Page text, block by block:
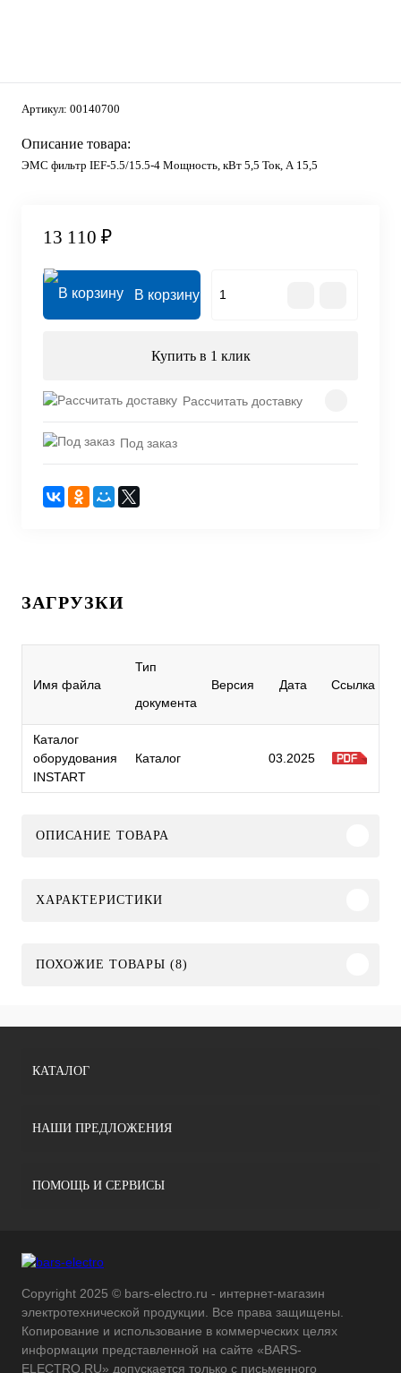
Артикул: 00140700
Описание товара:
ЭМС фильтр IEF-5.5/15.5-4 Мощность, кВт 5,5 Ток, А 15,5
13 110 ₽
В корзину
Купить в 1 клик
Рассчитать доставку
Под заказ
ЗАГРУЗКИ
Имя файла
Тип
документа
Версия Дата Ссылка
Каталог
оборудования
INSTART
Каталог 03.2025
ОПИСАНИЕ ТОВАРА
ХАРАКТЕРИСТИКИ
ПОХОЖИЕ ТОВАРЫ (8)
КАТАЛОГ
НАШИ ПРЕДЛОЖЕНИЯ
ПОМОЩЬ И СЕРВИСЫ
Copyright 2025 © bars-electro.ru - интернет-магазин
электротехнической продукции. Все права защищены.
Копирование и использование в коммерческих целях
информации представленной на сайте «BARS-
ELECTRO.RU» допускается только с письменного